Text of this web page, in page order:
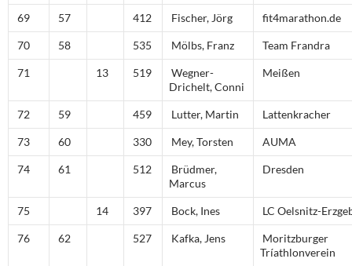
69 57 412 Fischer, Jörg fit4marathon.de
70 58 535 Mölbs, Franz Team Frandra
71 13 519
Wegner-
Drichelt, Conni
Meißen
72 59 459 Lutter, Martin Lattenkracher
73 60 330 Mey, Torsten AUMA
74 61 512
Brüdmer,
Marcus
Dresden
75 14 397 Bock, Ines LC Oelsnitz-
76 62 527 Kafka, Jens
Moritzburger
Tríathlonverein